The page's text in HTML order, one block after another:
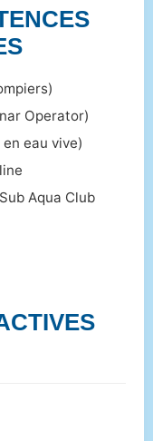
Operator)
eau vive)
Aqua Club